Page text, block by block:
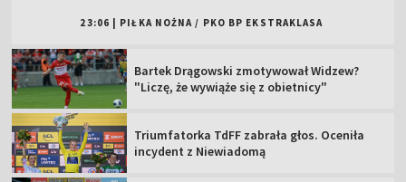
23:06 PIŁKA NOŻNA / PKO BP EKSTRAKLASA
Bartek Drągowski zmotywował Widzew?
"Liczę, że wywiąże się z obietnicy"
Triumfatorka TdFF zabrała głos. Oceniła
incydent z Niewiadomą